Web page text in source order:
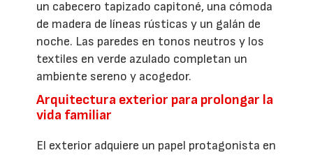
un cabecero tapizado capitoné, una cómoda
de madera de líneas rústicas y un galán de
noche. Las paredes en tonos neutros y los
textiles en verde azulado completan un
ambiente sereno y acogedor.
Arquitectura exterior para prolongar la
vida familiar
El exterior adquiere un papel protagonista en